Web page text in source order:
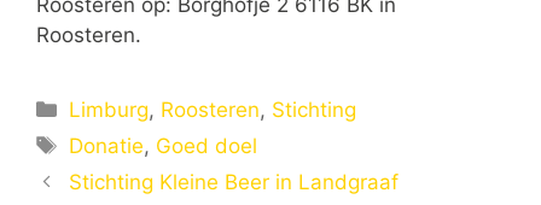
Roosteren op: Borghofje 2 6116 BK in
Roosteren.
Categorieën
Limburg, Roosteren, Stichting
Tags
Donatie, Goed doel
Stichting Kleine Beer in Landgraaf